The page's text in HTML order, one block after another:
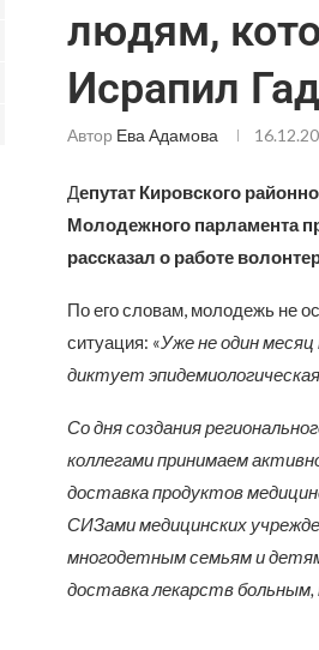
людям,
Исрапил
Автор Ева Адамова
Депутат Кировского
Молодежного парламента
рассказал о работе
По его словам, молодежь не
ситуация: «Уже не один
диктует
Со дня создания
коллегами принимаем
доставка продуктов
СИЗами медицинских
многодетным семьям и
доставка лекарств больным,